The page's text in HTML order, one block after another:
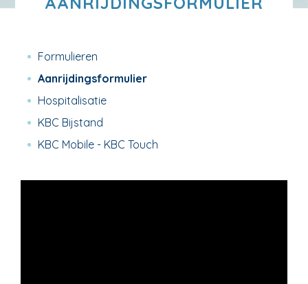
Formulieren
Aanrijdingsformulier
Hospitalisatie
KBC Bijstand
KBC Mobile - KBC Touch